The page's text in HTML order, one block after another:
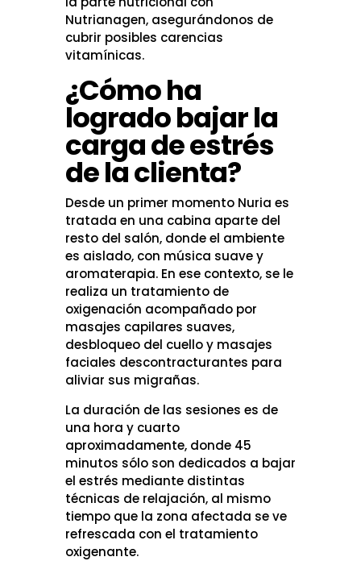
Nutrianagen, asegurándonos de
cubrir posibles carencias
vitamínicas.
¿Cómo ha
logrado bajar la
carga de estrés
de la clienta?
Desde un primer momento Nuria es
tratada en una cabina aparte del
resto del salón, donde el ambiente
es aislado, con música suave y
aromaterapia. En ese contexto, se le
realiza un tratamiento de
oxigenación acompañado por
masajes capilares suaves,
desbloqueo del cuello y masajes
faciales descontracturantes para
aliviar sus migrañas.
La duración de las sesiones es de
una hora y cuarto
aproximadamente, donde 45
minutos sólo son dedicados a bajar
el estrés mediante distintas
técnicas de relajación, al mismo
tiempo que la zona afectada se ve
refrescada con el tratamiento
oxigenante.